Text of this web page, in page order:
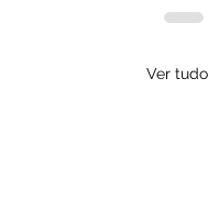
Ver tudo